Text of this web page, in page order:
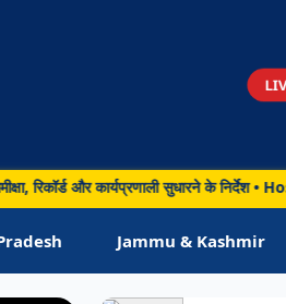
कार्यप्रणाली सुधारने के निर्देश •
Jammu & Kashmir